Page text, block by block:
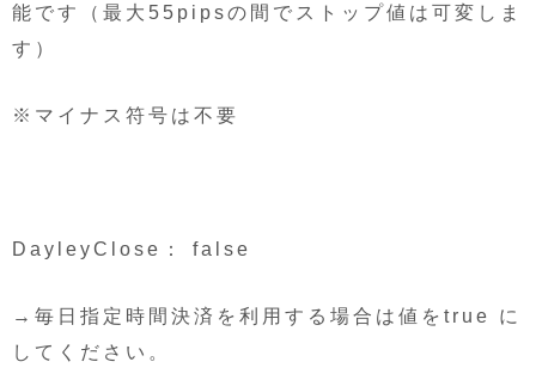
能です（最大55pipsの間でストップ値は可変しま
す）
※マイナス符号は不要
DayleyClose： false
→毎日指定時間決済を利用する場合は値をtrue に
してください。